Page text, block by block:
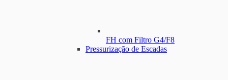
FH com Filtro G4/F8
Pressurização de Escadas